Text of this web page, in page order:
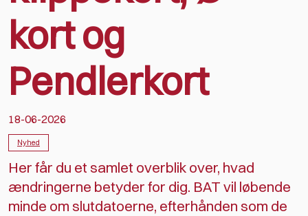
kort og
Pendlerkort
18-06-2026
Nyhed
Her får du et samlet overblik over, hvad
ændringerne betyder for dig. BAT vil løbende
minde om slutdatoerne, efterhånden som de